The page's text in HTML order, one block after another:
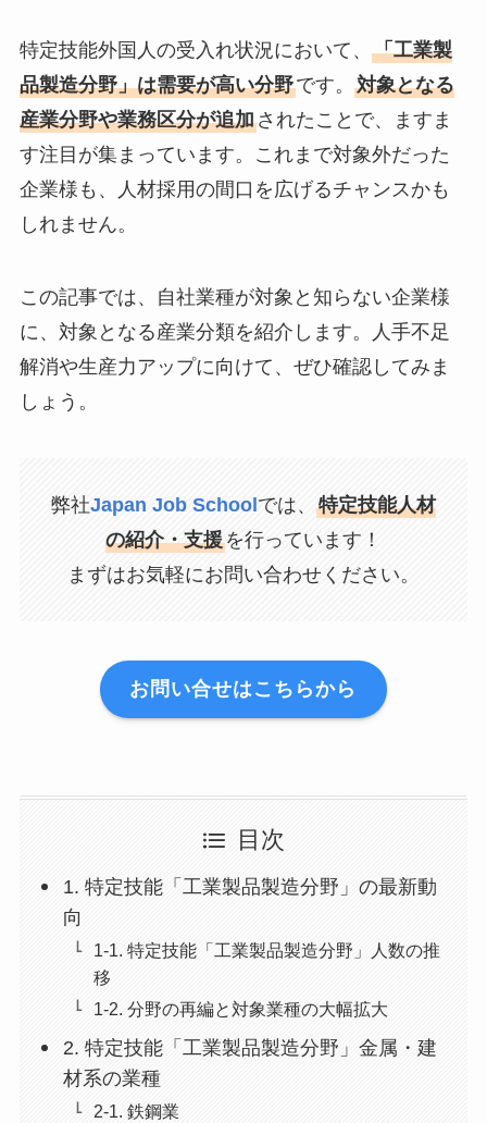
特定技能外国人の受入れ状況において、 「工業製
品製造分野」は需要が高い分野です。 対象となる
産業分野や業務区分が追加されたことで、ますま
す注目が集まっています。これまで対象外だった
企業様も、人材採用の間口を広げるチャンスかも
しれません。
この記事では、自社業種が対象と知らない企業様
に、対象となる産業分類を紹介します。人手不足
解消や生産力アップに向けて、ぜひ確認してみま
しょう。
弊社Japan Job School では、 特定技能人材
の紹介・支援 を行っています！
まずはお気軽にお問い合わせください。
お問い合せはこちらから
目次
1. 特定技能「工業製品製造分野」の最新動
向
1-1. 特定技能「工業製品製造分野」人数の推
移
1-2. 分野の再編と対象業種の大幅拡大
2. 特定技能「工業製品製造分野」金属・建
材系の業種
2-1. 鉄鋼業